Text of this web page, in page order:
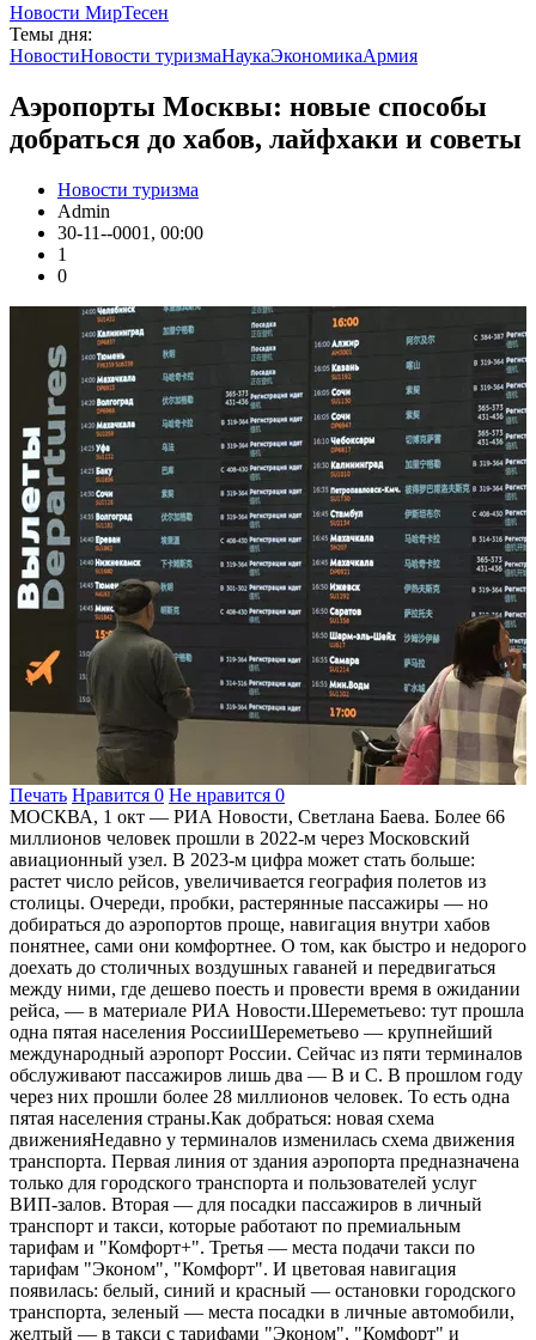
Новости МирТесен
Темы дня:
НовостиНовости туризмаНаукаЭкономикаАрмия
Аэропорты Москвы: новые способы
добраться до хабов, лайфхаки и советы
Новости туризма
Admin
30-11--0001, 00:00
1
0
Печать Нравится 0 Не нравится 0
МОСКВА, 1 окт — РИА Новости, Светлана Баева. Более 66 миллионов человек прошли в 2022-м через Московский авиационный узел. В 2023-м цифра может стать больше: растет число рейсов, увеличивается география полетов из столицы. Очереди, пробки, растерянные пассажиры — но добираться до аэропортов проще, навигация внутри хабов понятнее, сами они комфортнее. О том, как быстро и недорого доехать до столичных воздушных гаваней и передвигаться между ними, где дешево поесть и провести время в ожидании рейса, — в материале РИА Новости.Шереметьево: тут прошла одна пятая населения РоссииШереметьево — крупнейший международный аэропорт России. Сейчас из пяти терминалов обслуживают пассажиров лишь два — В и С. В прошлом году через них прошли более 28 миллионов человек. То есть одна пятая населения страны.Как добраться: новая схема движенияНедавно у терминалов изменилась схема движения транспорта. Первая линия от здания аэропорта предназначена только для городского транспорта и пользователей услуг ВИП-залов. Вторая — для посадки пассажиров в личный транспорт и такси, которые работают по премиальным тарифам и "Комфорт+". Третья — места подачи такси по тарифам "Эконом", "Комфорт". И цветовая навигация появилась: белый, синий и красный — остановки городского транспорта, зеленый — места посадки в личные автомобили, желтый — в такси с тарифами "Эконом", "Комфорт" и "Комфорт+", черный — в такси премиальной категории обслуживания.Это понравилось не всем — мол, что за разделение по цветам и классам."Каждый вид транспорта подъезжает в специально отведенный для него парковочный сектор, а не ждет очереди в общем потоке. В терминале B открыли второй выход для дополнительного удобства пассажиров, — пояснили в пресс-службе аэропорта. — Люди могут добраться до выбранной точки посадки самым коротким путем, при этом сократив время ожидания автомобиля почти на треть".Совет от аэропорта: рекомендуем вызывать такси сразу после получения багажа.На личном транспорте и каршерингеДобраться до аэропорта и уехать из него можно разными способами. Личный транспорт или каршеринг — есть многоуровневые паркинги терминалов В и С на пять тысяч мест плюс уличные стоянки. Транзит (десять-тридцать минут — бесплатно), парковка — от 100 до 2200 рублей в час.Доехать можно по трассам М-10 (Ленинградское шоссе) и М-11 ("Нева"). Последняя быстрая, но платная, до В и С или обратно — 550 рублей.На общественном транспортеС Белорусского и Савеловского вокзалов в Шереметьево раз в полчаса ходят поезда "Аэроэкспресс" (470-500 рублей, но есть групповые тарифы и скидки)."Единственным отличием в расписании будет начало выполнения поездок. Например, первый поезд отправится с Белорусского в 6:36, в то время как с Савеловского — в 6:42 утра", — уточняют в Шереметьево. Есть промежуточная станция — Окружная, соединенная с одноименными стациями метро, МЦК и D1 (МЦД-1).Московские центральные диаметры — это пригородные железнодорожные маршруты, которые проходят через всю Москву. Сейчас их пять.Лайфхак от дептранса Москвы: доехать до станций, где останавливается &quot;Аэроэкспресс&quot; до Шереметьево, можно и по D1, и по D4 — первый запустили еще в 2019-м, четвертый — в сентябре этого года. Пересадки удобные и быстрые. На Белорусском вокзале, например, останавливаются поезда и D1, и D4. Комфортно добираться для пассажиров с западной (Апрелевка), северо-западной (Одинцово), восточной (Железнодорожный) частей агломерации.Новые варианты маршрутов до аэропорта появились и у пассажиров D3 — с него можно пересесть на экспресс-автобус до Шереметьево на станции "Ховрино".Кроме того, компания "Аэроэкспресс" выполняет рейсы автобусов от метро "Ховрино" до Шереметьево: 250 рублей и примерно 20 минут в дороге. От станций метро "Планерная", "Речной вокзал" и "Беломорская" ходят автобусы "Мосгортранса" 817 и 851. Ночью от аэропорта до центра города курсирует маршрут н1.Лайфхак от аэропорта: если на входе в терминал В появились очереди, можно воспользоваться терминалом С — их общедоступные зоны вылета находятся на одном этаже.В аэропорту: питьевые фонтанчики, спа и Ил-62Золотая по цене вода в хабах уходит в прошлое. Например, в Шереметьево при входе в стерильную зону можно увидеть рекламу полулитровой бутылки за 49 рублей.Но и эти деньги тратить не обязательно — просто возьмите с собой пустую емкость.&quot;Наши общие зоны оборудованы не только удобными сиденьями и терминалами зарядных станций. Здесь же — фонтанчики с чистой питьевой водой и пурифайеры. Кстати, качество воды регулярно проверяют&quot;, — говорят в аэропорту.В комнатах матери и ребенка дети могут отдохнуть, поесть, принять душ и поиграть — есть все необходимое, включая прогулочные коляски для перемещения по терминалу, и эта опция бесплатна.Ходит много историй про "секретные" недорогие кафе в аэропортах. В Шереметьево такое имеется, но в терминале F, а он сейчас пассажиров не обслуживает.Если предполагается длительное ожидание, стоит отправиться в бизнес-зал. В Шереметьево их три: "Кандинский" и "Рублев" в терминале В, "Малевич" — в терминале С. Разовое посещение любого обойдется в 2500 рублей с человека за четыре часа. Это шведский стол, напитки, в том числе алкогольные, рабочая зона, Wi-Fi, пресса и душ.В "Рублеве" — еще и спа-зона.В терминале С есть зал сна и отдыха Sleep Lounge, где можно арендовать спальный бокс или номер с ванной комнатой на время от одного часа до суток.Совет: &quot;В Шереметьево около терминала В установлен самолет-памятник Ил-62. Прогуляйтесь и посмотрите на один из главных образцов советской авиации&quot;, — советует Александр Никулин, автор блога &quot;ЖЖитель: путешествия и авиация&quot;.Домодедово: десять Красных площадейТут открылся новый сегмент пассажирского терминала Т2: семь этажей и 240 тысяч квадратных метров. "Это можно сопоставить примерно с десятью Красными площадями", — подчеркивают в пресс-службе хаба.Как добраться на личном транспортеНа своем автомобиле или каршеринге попасть в Домодедово, если миновать столичные пробки, довольно просто. Есть отдельная автодорога А-105, и заторы на ней — редкость. В самом аэропорту примерно 6500 парковочных мест. Стоимость — 250-1250 рублей в час. Есть суточная стоянка с услугой парковщика: 2400 рублей.&quot;Параллельно с запуском нового сегмента введена в работу двухуровневая автомобильная эстакада, — объясняют в пресс-службе Домодедово. — Вдоль здания пассажирского терминала построили развязку, которая обеспечит циркуляцию наземного общественного и личного транспорта при подъезде к аэропорту с разделением потоков на прилет и вылет.На общественном транспортеКак и во все аэропорты Москвы, в Домодедово ходит поезд "Аэроэкспресс" от Павелецкого вокзала. Время в пути — 45 минут, стоимость — от 470-500 рублей, есть тарифы со скидками.Можно и на обычной электричке. Она идет с остановками один час десять минут, цена — 180 рублей."Аэроэкспресс" ходит каждые 15 минут от станции метро "Домодедовская". В пресс-службе департамента транспорта Москвы уточняют: "время в пути — 30-40 минут, на линии курсируют туристические автобусы с высоким салоном и багажным отделением".Есть и обычные пригородные автобусы от "Домодедовской", а также маршрутки от города Домодедово и соседних населенных пунктов.В пресс-службе аэропорта рассказывают о концепции Under One Roof: единый терминал способствует созданию комфортных условий для пассажиров. Можно выбрать любой удобный вход и оказаться в общей зоне, а оттуда пройти на стойки регистрации как внутрироссийских, так и международных рейсов.В аэропорту: столовые, рестораны и необычный сервис"Секретные" столовые в Домодедово есть, но не в самом аэропорту, а рядом. Вкусно, недорого, "низкие цены", "столов много, места всем хватит" — так отзываются путешественники о "Столовой S7". Адрес на "Яндекс.Картах": аэропорт Домодедово имени М. В. Ломоносова, 6/1. Время пешком от терминала — около десяти минут. Часы работы — с 8:00 до 19:00, с перерывами.Есть еще одна по такому же адресу, но дом 8. Идти минут десять-пятнадцать вдоль парковки. Отзывы аналогичные: чисто, вкусно, недорого. Обед в среднем стоит 300-500 рублей. Часы работы — с 9:00 до 18:00, с перерывами.&quot;В разных зонах аэровокзального комплекса в круглосуточном режиме работает более 50 ресторанов, кафе и баров&quot;, — рассказывают в пресс-службе хаба.Предлагают необычный вариант: "путешественники, отправляющиеся в поездку по России, могут заказать любимые блюда прямо на борт самолета из ресторана "Колбасный цех".Лайфхак. &quot;В магазине &quot;Аленка&quot; в Домодедово можно купить воду за 40 рублей и кучу разных конфет по ценам, как в сетевых супермаркетах эконом-класса&quot;, — говорит Александр Никулин.В новом сегменте терминала работают порядка 15 баров, кафе, ресторанов и магазины беспошлинной торговли, а также новый современный бизнес-зал "Горизонт".Всего, уточняют в пресс-службе, в зонах вылета внутренних и международных воздушных линий открыты в круглосуточном режиме семь бизнес-залов, стоимость — 3000-3500 рублей за четыре часа, ВИП-залов — 24 000.Новинки: комната матери и ребенка, выставкиВ DME открылась новая комната матери и ребенка на территории Т2. Есть все необходимое: подгузники, одноразовые пеленки, аппараты для подогрева бутылочек, микроволновые печи, кулеры с горячей и холодной водой. Круглосуточно и бесплатно.Внуково: первый в России аэропорт с метроНовую станцию метро "Аэропорт Внуково" интегрировали в инфраструктуру авиагавани полностью. "Это знаковое событие для всей страны. Путь от Внуково до центра столицы теперь экономный и комфортный, а транзитные пассажиры могут быстрее перемещаться между аэропортами", — сказал на открытии мэр Москвы Сергей Собянин.Как добраться на общественном транспортеПервый вариант — конечно, на метро. Дизайн станций "Пыхтино" и "Аэропорт Внуково" (конечная) — про авиацию. Все посвящено гражданским самолетам конструкторского бюро Туполева. До авиагавани продлили Солнцевскую линию, пересадки есть не со всех веток. Время в пути от "Делового центра" до Внуково занимает 40 минут, а от станции "Мичуринский проспект" БКЛ можно добраться за 23 м